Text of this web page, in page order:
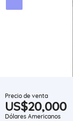
Precio de venta
US$20,000
Dólares Americanos